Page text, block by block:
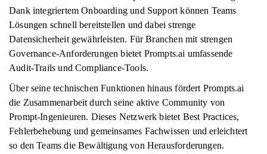
Dank integriertem Onboarding und Support können Teams
Lösungen schnell bereitstellen und dabei strenge
Datensicherheit gewährleisten. Für Branchen mit strengen
Governance-Anforderungen bietet Prompts.ai umfassende
Audit-Trails und Compliance-Tools.
Über seine technischen Funktionen hinaus fördert Prompts.ai
die Zusammenarbeit durch seine aktive Community von
Prompt-Ingenieuren. Dieses Netzwerk bietet Best Practices,
Fehlerbehebung und gemeinsames Fachwissen und erleichtert
so den Teams die Bewältigung von Herausforderungen.